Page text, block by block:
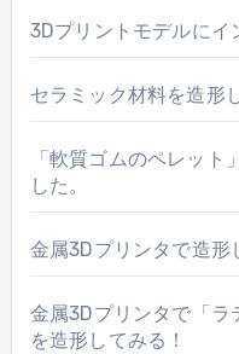
3Dプリントモデルにイ
セラミック材料を造形
「軟質ゴムのペレット
した。
金属3Dプリンタで造
金属3Dプリンタで「ラ
を造形してみる！